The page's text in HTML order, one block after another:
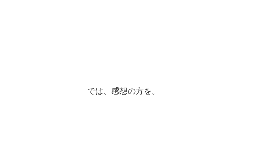
では、感想の方を。